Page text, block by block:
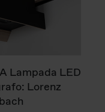
Lampada LED
Lorenz